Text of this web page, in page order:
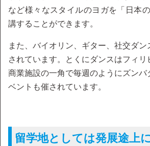
など様々なスタイルのヨガを「日本
講することができます。
また、バイオリン、ギター、社交ダ
されています。とくにダンスはフィリ
商業施設の一角で毎週のようにズンバ
ベントも催されています。
留学地としては発展途上